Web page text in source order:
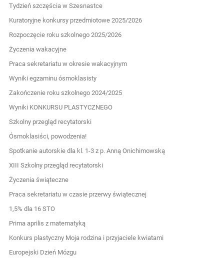
Tydzień szczęścia w Szesnastce
Kuratoryjne konkursy przedmiotowe 2025/2026
Rozpoczęcie roku szkolnego 2025/2026
Życzenia wakacyjne
Praca sekretariatu w okresie wakacyjnym
Wyniki egzaminu ósmoklasisty
Zakończenie roku szkolnego 2024/2025
Wyniki KONKURSU PLASTYCZNEGO
Szkolny przegląd recytatorski
Ósmoklasiści, powodzenia!
Spotkanie autorskie dla kl. 1-3 z p. Anną Onichimowską
XIII Szkolny przegląd recytatorski
Życzenia świąteczne
Praca sekretariatu w czasie przerwy świątecznej
1,5% dla 16 STO
Prima aprilis z matematyką
Konkurs plastyczny Moja rodzina i przyjaciele kwiatami
Europejski Dzień Mózgu